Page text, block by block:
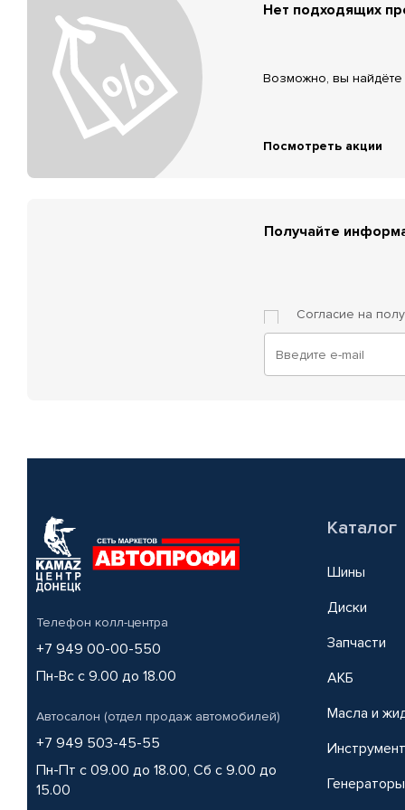
Нет подходящих
Возможно, вы найдёте
Посмотреть акции
Получайте
Согласие на
Телефон колл-центра
+7 949 00-00-550
Пн-Вс с 9.00 до 18.00
Автосалон (отдел продаж автомобилей)
+7 949 503-45-55
Пн-Пт с 09.00 до 18.00, Сб с 9.00 до
15.00
Каталог
Шины
Диски
Запчасти
АКБ
Масла и
Инструмент